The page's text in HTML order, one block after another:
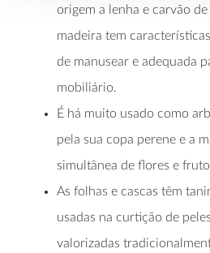
origem a lenha e carvão
madeira tem
de manusear e adequada
mobiliário.
É há muito usado como
pela sua copa perene e a
simultânea de flores e
As folhas e cascas têm
usadas na curtição de
valorizadas